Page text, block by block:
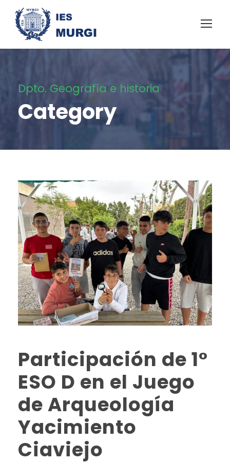
Dpto. Geografía e historia
Category
Participación de 1°
ESO D en el Juego
de Arqueología
Yacimiento
Ciaviejo